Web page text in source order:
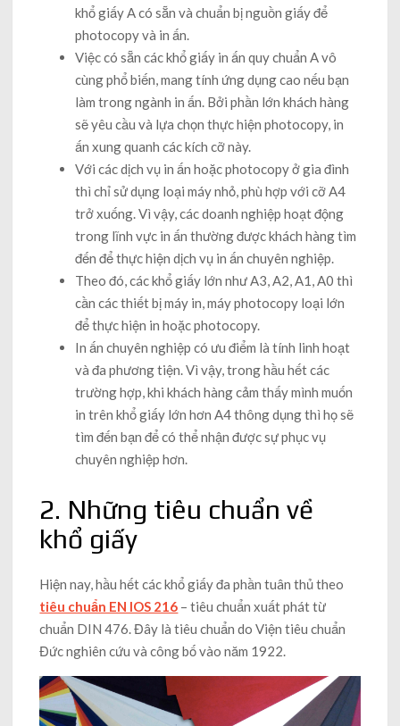
khổ giấy A có sẵn và chuẩn bị nguồn giấy để
photocopy và in ấn.
Việc có sẵn các khổ giấy in ấn quy chuẩn A vô
cùng phổ biến, mang tính ứng dụng cao nếu bạn
làm trong ngành in ấn. Bởi phần lớn khách hàng
sẽ yêu cầu và lựa chọn thực hiện photocopy, in
ấn xung quanh các kích cỡ này.
Với các dịch vụ in ấn hoặc photocopy ở gia đình
thì chỉ sử dụng loại máy nhỏ, phù hợp với cỡ A4
trở xuống. Vì vậy, các doanh nghiệp hoạt động
trong lĩnh vực in ấn thường được khách hàng tìm
đến để thực hiện dịch vụ in ấn chuyên nghiệp.
Theo đó, các khổ giấy lớn như A3, A2, A1, A0 thì
cần các thiết bị máy in, máy photocopy loại lớn
để thực hiện in hoặc photocopy.
In ấn chuyên nghiệp có ưu điểm là tính linh hoạt
và đa phương tiện. Vì vậy, trong hầu hết các
trường hợp, khi khách hàng cảm thấy mình muốn
in trên khổ giấy lớn hơn A4 thông dụng thì họ sẽ
tìm đến bạn để có thể nhận được sự phục vụ
chuyên nghiệp hơn.
2. Những tiêu chuẩn về
khổ giấy
Hiện nay, hầu hết các khổ giấy đa phần tuân thủ theo
tiêu chuẩn EN IOS 216 – tiêu chuẩn xuất phát từ
chuẩn DIN 476. Đây là tiêu chuẩn do Viện tiêu chuẩn
Đức nghiên cứu và công bố vào năm 1922.